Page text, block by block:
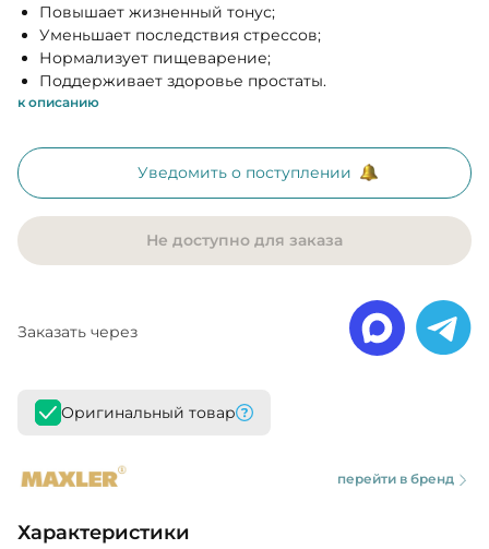
Повышает жизненный тонус;
Уменьшает последствия стрессов;
Нормализует пищеварение;
Поддерживает здоровье простаты.
к описанию
Уведомить о поступлении
Не доступно для заказа
Заказать через
Оригинальный товар
перейти в бренд
Характеристики